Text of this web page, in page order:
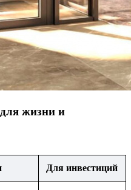
жизни и
Для инвестиций